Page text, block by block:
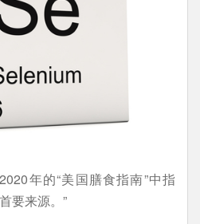
年的“美国膳食指南”中指
要来源。”